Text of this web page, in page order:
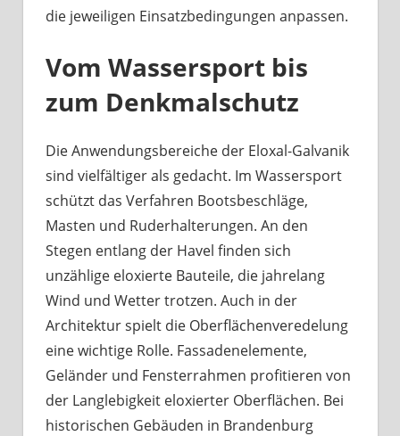
die jeweiligen Einsatzbedingungen anpassen.
Vom Wassersport bis
zum Denkmalschutz
Die Anwendungsbereiche der Eloxal-Galvanik
sind vielfältiger als gedacht. Im Wassersport
schützt das Verfahren Bootsbeschläge,
Masten und Ruderhalterungen. An den
Stegen entlang der Havel finden sich
unzählige eloxierte Bauteile, die jahrelang
Wind und Wetter trotzen. Auch in der
Architektur spielt die Oberflächenveredelung
eine wichtige Rolle. Fassadenelemente,
Geländer und Fensterrahmen profitieren von
der Langlebigkeit eloxierter Oberflächen. Bei
historischen Gebäuden in Brandenburg